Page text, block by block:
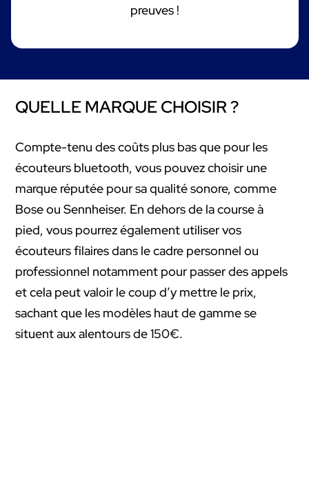
preuves !
QUELLE MARQUE CHOISIR ?
Compte-tenu des coûts plus bas que pour les
écouteurs bluetooth, vous pouvez choisir une
marque réputée pour sa qualité sonore, comme
Bose ou Sennheiser. En dehors de la course à
pied, vous pourrez également utiliser vos
écouteurs filaires dans le cadre personnel ou
professionnel notamment pour passer des appels
et cela peut valoir le coup d’y mettre le prix,
sachant que les modèles haut de gamme se
situent aux alentours de 150€.